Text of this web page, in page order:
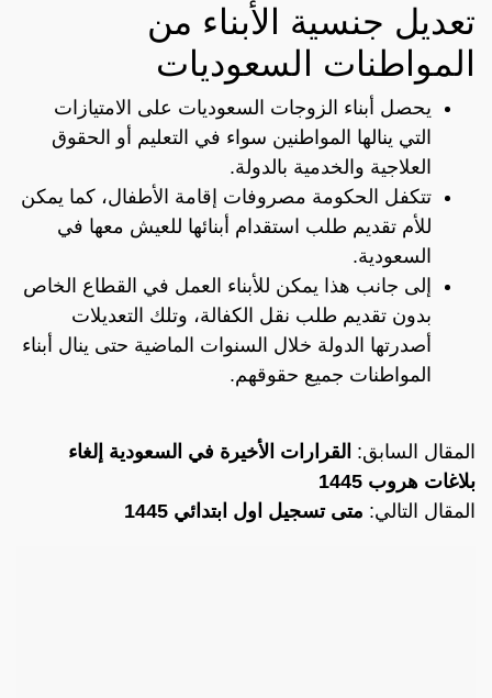
تعديل جنسية الأبناء من
المواطنات السعوديات
يحصل أبناء الزوجات السعوديات على الامتيازات
التي ينالها المواطنين سواء في التعليم أو الحقوق
العلاجية والخدمية بالدولة.
تتكفل الحكومة مصروفات إقامة الأطفال، كما يمكن
للأم تقديم طلب استقدام أبنائها للعيش معها في
السعودية.
إلى جانب هذا يمكن للأبناء العمل في القطاع الخاص
بدون تقديم طلب نقل الكفالة، وتلك التعديلات
أصدرتها الدولة خلال السنوات الماضية حتى ينال أبناء
المواطنات جميع حقوقهم.
المقال السابق: القرارات الأخيرة في السعودية إلغاء
بلاغات هروب 1445
المقال التالي: متى تسجيل اول ابتدائي 1445